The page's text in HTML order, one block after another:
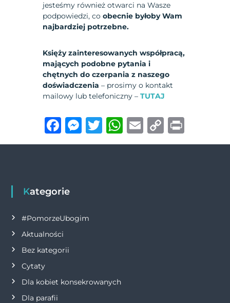
jesteśmy również otwarci na Wasze
podpowiedzi, coobecnie byłoby Wam
najbardziej potrzebne.
Księży zainteresowanych współpracą,
mających podobne pytania i
chętnych do czerpania z naszego
doświadczenia – prosimy o kontakt
mailowy lub telefoniczny –TUTAJ
F
a
b
o
k
M
e
er
T
w
W
h
E
m
C
o ri
Kategorie
#PomorzeUbogim
Aktualności
Bez kategorii
Cytaty
Dla kobiet konsekrowanych
Dla parafii